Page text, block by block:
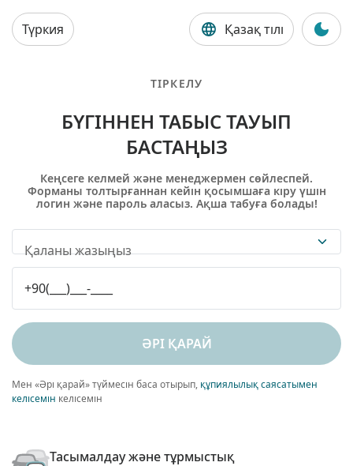
Түркия Қазақ тілі
ТІРКЕЛУ
БҮГІННЕН ТАБЫС ТАУЫП
БАСТАҢЫЗ
Кеңсеге келмей және менеджермен сөйлеспей.
Форманы толтырғаннан кейін қосымшаға кіру үшін
логин және пароль аласыз. Ақша табуға болады!
Қаланы жазыңыз
ӘРІ ҚАРАЙ
Мен «Әрі қарай» түймесін баса отырып, құпиялылық саясатымен
келісемін келісемін
Тасымалдау және тұрмыстық